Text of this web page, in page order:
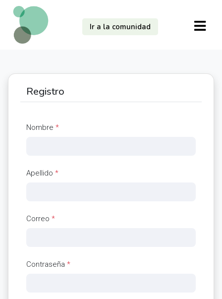
Ir a la comunidad
Registro
Nombre *
Apellido *
Correo *
Contraseña *